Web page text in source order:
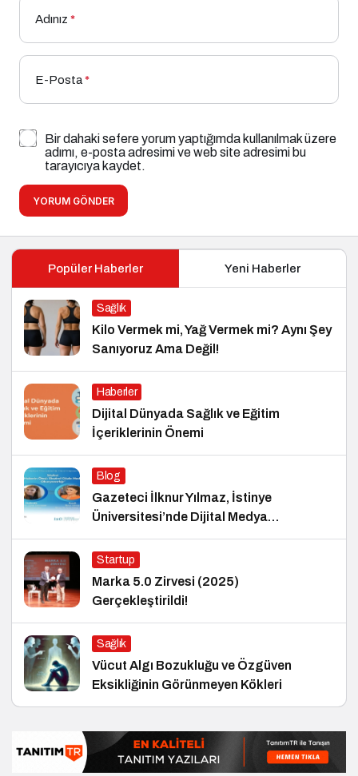
Adınız *
E-Posta*
Bir dahaki sefere yorum yaptığımda kullanılmak üzere
adımı, e-posta adresimi ve web site adresimi bu
tarayıcıya kaydet.
YORUM GÖNDER
Popüler Haberler Yeni Haberler
Sağlık
Kilo Vermek mi, Yağ Vermek mi? Aynı Şey
Sanıyoruz Ama Değil!
Haberler
Dijital Dünyada Sağlık ve Eğitim
İçeriklerinin Önemi
Blog
Gazeteci İlknur Yılmaz, İstinye
Üniversitesi’nde Dijital Medya
Okuryazarlığı Dersinin Konuğu Oldu
Startup
Marka 5.0 Zirvesi (2025)
Gerçekleştirildi!
Sağlık
Vücut Algı Bozukluğu ve Özgüven
Eksikliğinin Görünmeyen Kökleri